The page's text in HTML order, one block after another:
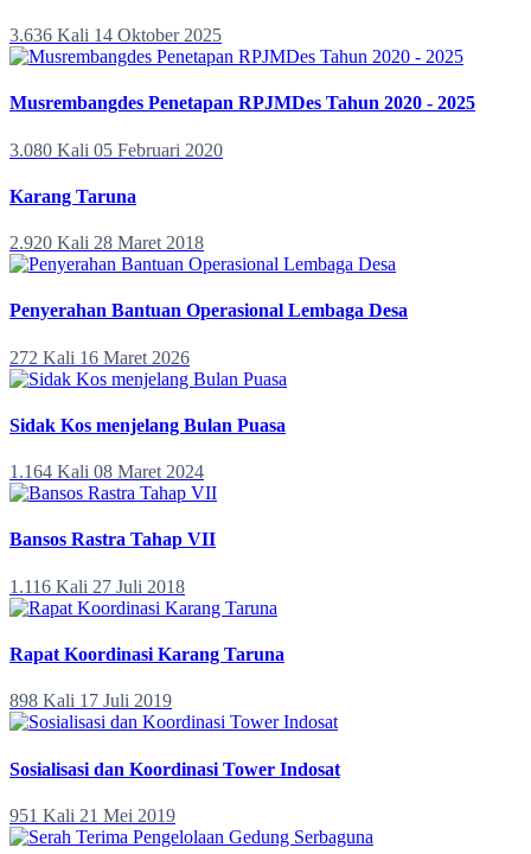
3.636 Kali 14 Oktober 2025
Musrembangdes Penetapan RPJMDes Tahun 2020 - 2025
3.080 Kali 05 Februari 2020
Karang Taruna
2.920 Kali 28 Maret 2018
Penyerahan Bantuan Operasional Lembaga Desa
272 Kali 16 Maret 2026
Sidak Kos menjelang Bulan Puasa
1.164 Kali 08 Maret 2024
Bansos Rastra Tahap VII
1.116 Kali 27 Juli 2018
Rapat Koordinasi Karang Taruna
898 Kali 17 Juli 2019
Sosialisasi dan Koordinasi Tower Indosat
951 Kali 21 Mei 2019